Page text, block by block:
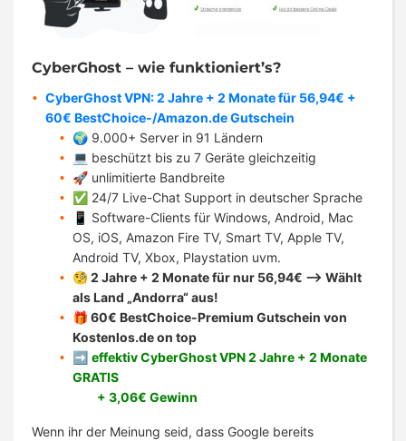
CyberGhost – wie funktioniert’s?
CyberGhost VPN: 2 Jahre + 2 Monate für 56,94€ +
60€ BestChoice-/Amazon.de Gutschein
🌍 9.000+ Server in 91 Ländern
💻 beschützt bis zu 7 Geräte gleichzeitig
🚀 unlimitierte Bandbreite
✅ 24/7 Live-Chat Support in deutscher Sprache
📱 Software-Clients für Windows, Android, Mac
OS, iOS, Amazon Fire TV, Smart TV, Apple TV,
Android TV, Xbox, Playstation uvm.
🧐 2 Jahre + 2 Monate für nur 56,94€ –> Wählt
als Land „Andorra“ aus!
🎁 60€ BestChoice-Premium Gutschein von
Kostenlos.de on top
➡️ effektiv CyberGhost VPN 2 Jahre + 2 Monate
GRATIS
+ 3,06€ Gewinn
Wenn ihr der Meinung seid, dass Google bereits